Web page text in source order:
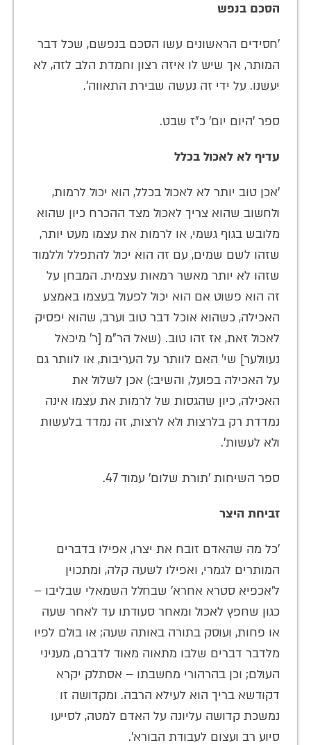
הסכם בנפש
'חסידים הראשונים עשו הסכם בנפשם, שכל דבר
המותר, אך שיש לו איזה רצון וחמדת הלב לזה, לא
יעשנו. על ידי זה נעשה שבירת התאווה'.
ספר 'היום יום' כ"ז שבט.
עדיף לא לאכול בכלל
'אכן טוב יותר לא לאכול בכלל, הוא יכול לרמות,
ולחשוב שהוא צריך לאכול מצד ההכרח כיון שהוא
מלובש בגוף גשמי, או לרמות את עצמו מעט יותר,
שזהו לשם שמים, עם זה הוא יכול להתפלל וללמוד
שזהו לא יותר מאשר רמאות עצמית. המבחן על
זה הוא פשוט אם הוא יכול לפעול בעצמו באמצע
האכילה, כשהוא אוכל דבר טוב וערב, שהוא יפסיק
לאכול זאת, אז זהו טוב. (שאל הר"מ [ר' מיכאל
נעוולער] שי' האם לוותר על העריבות, או לוותר גם
על האכילה בפועל, והשיב:) אכן לשלול את
האכילה, כיון שהגסות של לרמות את עצמו אינה
נמדדת רק בלרצות ולא לרצות, זה נמדד בלעשות
ולא לעשות'.
ספר השיחות 'תורת שלום' עמוד 47.
זביחת היצר
'כל מה שהאדם זובח את יצרו, אפילו בדברים
המותרים לגמרי, ואפילו לשעה קלה, ומתכוין
ל'אכפיא סטרא אחרא' שבחלל השמאלי שבליבו –
כגון שחפץ לאכול ומאחר סעודתו עד לאחר שעה
או פחות, ועוסק בתורה באותה שעה; או בולם לפיו
מלדבר דברים שלבו מתאוה מאוד לדברם, מעניני
העולם; וכן בהרהורי מחשבתו – אסתלק יקרא
דקודשא בריך הוא לעילא הרבה. ומקדושה זו
נמשכת קדושה עליונה על האדם למטה, לסייעו
סיוע רב ועצום לעבודת הבורא'.